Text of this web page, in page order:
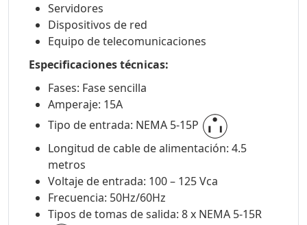
Servidores
Dispositivos de red
Equipo de telecomunicaciones
Especificaciones técnicas:
Fases: Fase sencilla
Amperaje: 15A
Tipo de entrada: NEMA 5-15P
Longitud de cable de alimentación: 4.5
metros
Voltaje de entrada: 100 – 125 Vca
Frecuencia: 50Hz/60Hz
Tipos de tomas de salida: 8 x NEMA 5-15R